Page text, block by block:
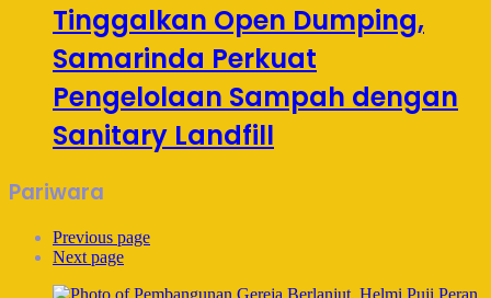
Tinggalkan Open Dumping,
Samarinda Perkuat
Pengelolaan Sampah dengan
Sanitary Landfill
Pariwara
Previous page
Next page